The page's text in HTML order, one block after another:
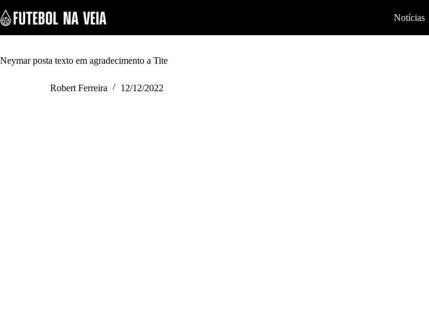
k
i
p
o
Notícias
Neymar posta texto em agradecimento a Tite
Robert Ferreira 12/12/2022